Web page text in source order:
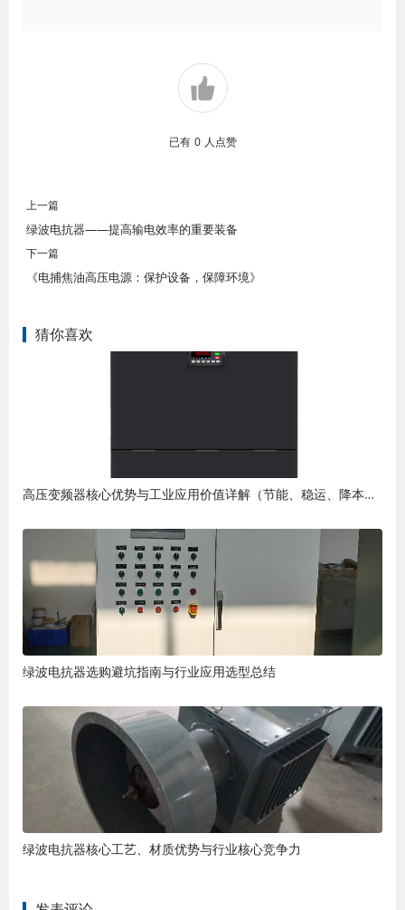
已有 0 人点赞
上一篇
绿波电抗器——提高输电效率的重要装备
下一篇
《电捕焦油高压电源：保护设备，保障环境》
猜你喜欢
高压变频器核心优势与工业应用价值详解（节能、稳运、降本、增效）
绿波电抗器选购避坑指南与行业应用选型总结
绿波电抗器核心工艺、材质优势与行业核心竞争力